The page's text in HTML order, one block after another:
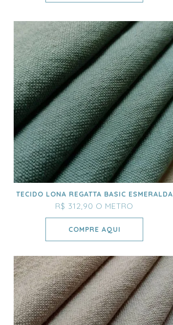
TECIDO LONA REGATTA BASIC ESMERALDA
R$ 312,90 O METRO
COMPRE AQUI